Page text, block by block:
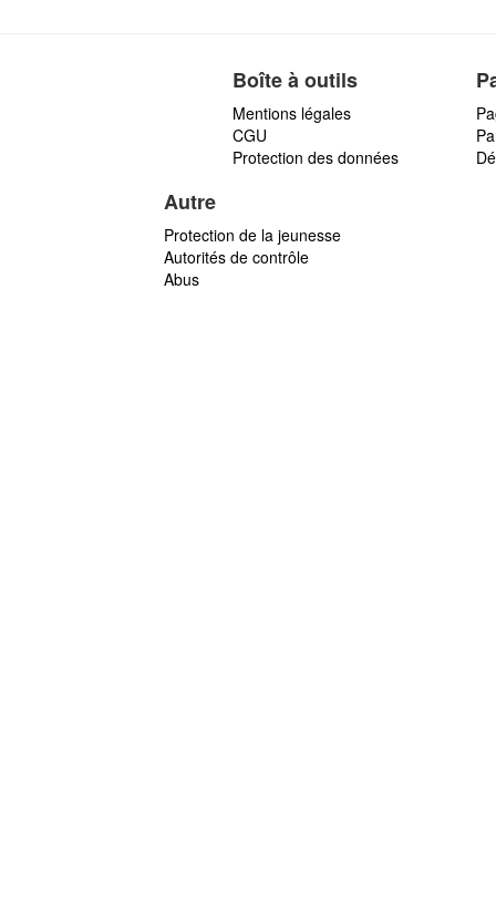
Boîte à outils
Mentions légales
CGU
Protection des données
Autre
Protection de la jeunesse
Autorités de contrôle
Abus